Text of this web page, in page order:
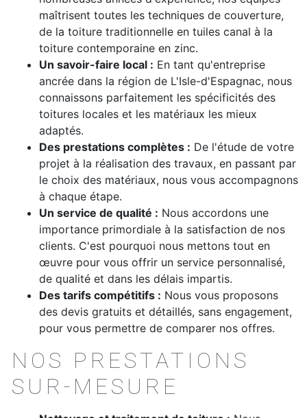
maîtrisent toutes les techniques de couverture,
de la toiture traditionnelle en tuiles canal à la
toiture contemporaine en zinc.
Un savoir-faire local : En tant qu'entreprise
ancrée dans la région de L'Isle-d'Espagnac, nous
connaissons parfaitement les spécificités des
toitures locales et les matériaux les mieux
adaptés.
Des prestations complètes : De l'étude de votre
projet à la réalisation des travaux, en passant par
le choix des matériaux, nous vous accompagnons
à chaque étape.
Un service de qualité : Nous accordons une
importance primordiale à la satisfaction de nos
clients. C'est pourquoi nous mettons tout en
œuvre pour vous offrir un service personnalisé,
de qualité et dans les délais impartis.
Des tarifs compétitifs : Nous vous proposons
des devis gratuits et détaillés, sans engagement,
pour vous permettre de comparer nos offres.
NOS PRESTATIONS
SUR-MESURE